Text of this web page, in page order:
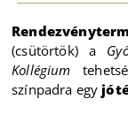
(csütörtök) a
Kollégium
színpadra egy